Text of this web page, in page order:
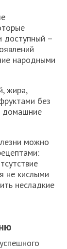
доступный –
народными
жира,
без
домашние
можно
не кислыми
несладкие